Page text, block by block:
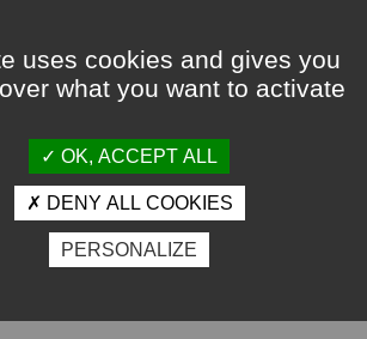
légales
Espace presse
Photothèque
uses cookies and gives you
what you want to activate
OK, ACCEPT ALL
DENY ALL COOKIES
PERSONALIZE